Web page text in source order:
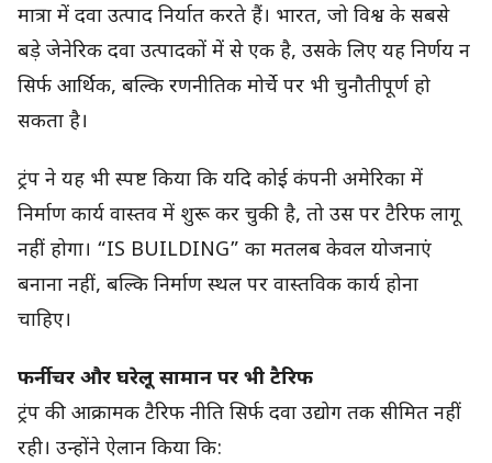
मात्रा में दवा उत्पाद निर्यात करते हैं। भारत, जो विश्व के सबसे
बड़े जेनेरिक दवा उत्पादकों में से एक है, उसके लिए यह निर्णय न
सिर्फ आर्थिक, बल्कि रणनीतिक मोर्चे पर भी चुनौतीपूर्ण हो
सकता है।
ट्रंप ने यह भी स्पष्ट किया कि यदि कोई कंपनी अमेरिका में
निर्माण कार्य वास्तव में शुरू कर चुकी है, तो उस पर टैरिफ लागू
नहीं होगा। “IS BUILDING” का मतलब केवल योजनाएं
बनाना नहीं, बल्कि निर्माण स्थल पर वास्तविक कार्य होना
चाहिए।
फर्नीचर और घरेलू सामान पर भी टैरिफ
ट्रंप की आक्रामक टैरिफ नीति सिर्फ दवा उद्योग तक सीमित नहीं
रही। उन्होंने ऐलान किया कि: